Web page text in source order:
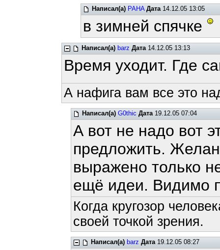
Написал(а) PAHA Дата14.12.05 13:05
в зимней спячке
Написал(а) barz Дата14.12.05 13:13
Время уходит. Где
А нафига вам все это
Написал(а) G0thic Дата19.12.05 07:04
А вот не надо вот
предложить.
выражено только
ещё идеи. Видимо
Когда кругозор
своей точкой зрения.
Написал(а) barz Дата19.12.05 08:27